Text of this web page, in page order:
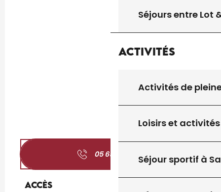
Séjours entre Lot
Activités
Activités de
Loisirs et activités
Séjour sportif à
05 65 41 28 ▒▒
Accès
Accès